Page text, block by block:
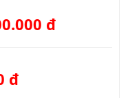
đ.
14.900.000 đ.
đ.
đGiá
hiện
đGiá
hiện